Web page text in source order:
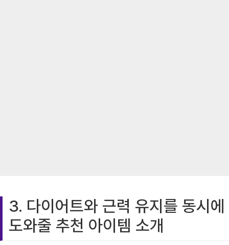
3. 다이어트와 근력 유지를 동시에
도와줄 추천 아이템 소개